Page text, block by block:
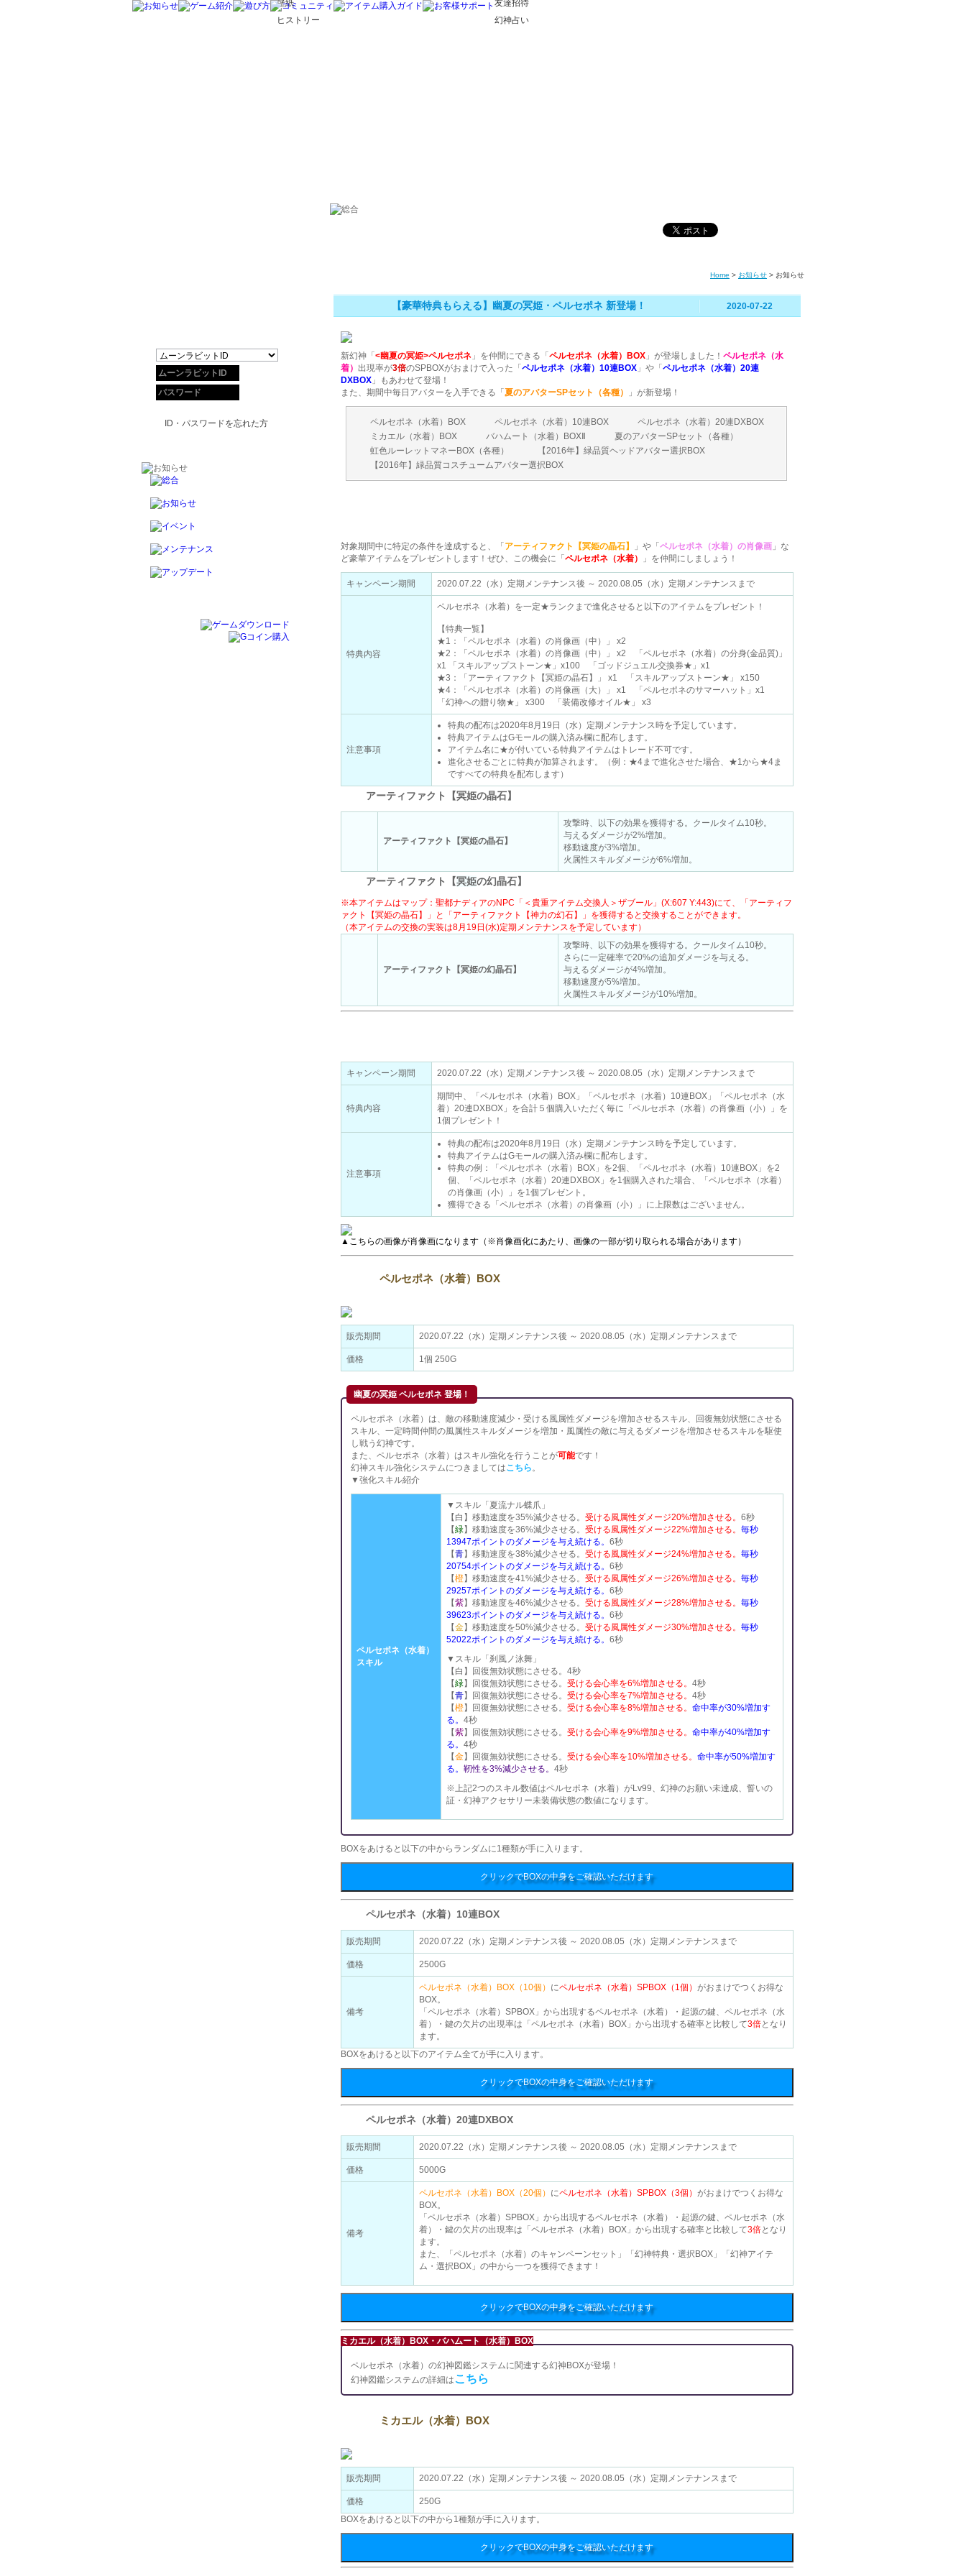
壁紙
ヒストリー
友達招待
幻神占い
Home > お知らせ > お知らせ
【豪華特典もらえる】幽夏の冥姫・ペルセポネ 新登場！ 2020-07-22
新幻神「 <幽夏の冥姫>ペルセポネ」を仲間にできる「 ペルセポネ（水着）BOX」が登場しました！ ペルセポネ（水
着） 出現率が3倍のSPBOXがおまけで入った「 ペルセポネ（水着）10連BOX」や「 ペルセポネ（水着）20連
DXBOX」もあわせて登場！
また、期間中毎日アバターを入手できる「 夏のアバターSPセット（各種） 」が新登場！
ペルセポネ（水着）BOX ペルセポネ（水着）10連BOX
ペルセポネ（水着）20連DXBOX
ミカエル（水着）BOX
バハムート（水着）BOXⅡ
夏のアバターSPセット（各種）
虹色ルーレットマネーBOX（各種）
【2016年】緑品質ヘッドアバター選択BOX
【2016年】緑品質コスチュームアバター選択BOX
対象期間中に特定の条件を達成すると、「 アーティファクト【冥姫の晶石】 」や「 ペルセポネ（水着）の肖像画」な
ど豪華アイテムをプレゼントします！ぜひ、この機会に「 ペルセポネ（水着） 」を仲間にしましょう！
キャンペーン期間 2020.07.22（水）定期メンテナンス後 ～ 2020.08.05（水）定期メンテナンスまで
特典内容
ペルセポネ（水着）を一定★ランクまで進化させると以下のアイテムをプレゼント！
【特典一覧】
★1：「ペルセポネ（水着）の肖像画（中）」 x2
★2：「ペルセポネ（水着）の肖像画（中）」 x2 「ペルセポネ（水着）の分身(金品質)」
x1 「スキルアップストーン★」x100 「ゴッドジュエル交換券★」x1
★3：「アーティファクト【冥姫の晶石】」 x1 「スキルアップストーン★」 x150
★4：「ペルセポネ（水着）の肖像画（大）」 x1 「ペルセポネのサマーハット」x1
「幻神への贈り物★」 x300 「装備改修オイル★」 x3
注意事項
特典の配布は2020年8月19日（水）定期メンテナンス時を予定しています。
特典アイテムはGモールの購入済み欄に配布します。
アイテム名に★が付いている特典アイテムはトレード不可です。
進化させるごとに特典が加算されます。（例：★4まで進化させた場合、★1から★4ま
ですべての特典を配布します）
アーティファクト【冥姫の晶石】
アーティファクト【冥姫の晶石】
攻撃時、以下の効果を獲得する。クールタイム10秒。
与えるダメージが2%増加。
移動速度が3%増加。
火属性スキルダメージが6%増加。
アーティファクト【冥姫の幻晶石】
※本アイテムはマップ：聖都ナディアのNPC「＜貴重アイテム交換人＞ザブール」(X:607 Y:443)にて、「アーティフ
ァクト【冥姫の晶石】」と「アーティファクト【神力の幻石】」を獲得すると交換することができます。
（本アイテムの交換の実装は8月19日(水)定期メンテナンスを予定しています）
アーティファクト【冥姫の幻晶石】
攻撃時、以下の効果を獲得する。クールタイム10秒。
さらに一定確率で20%の追加ダメージを与える。
与えるダメージが4%増加。
移動速度が5%増加。
火属性スキルダメージが10%増加。
キャンペーン期間 2020.07.22（水）定期メンテナンス後 ～ 2020.08.05（水）定期メンテナンスまで
特典内容
期間中、「ペルセポネ（水着）BOX」「ペルセポネ（水着）10連BOX」「ペルセポネ（水
着）20連DXBOX」を合計５個購入いただく毎に「ペルセポネ（水着）の肖像画（小）」を
1個プレゼント！
注意事項
特典の配布は2020年8月19日（水）定期メンテナンス時を予定しています。
特典アイテムはGモールの購入済み欄に配布します。
特典の例：「ペルセポネ（水着）BOX」を2個、「ペルセポネ（水着）10連BOX」を2
個、「ペルセポネ（水着）20連DXBOX」を1個購入された場合、「ペルセポネ（水着）
の肖像画（小）」を1個プレゼント。
獲得できる「ペルセポネ（水着）の肖像画（小）」に上限数はございません。
▲こちらの画像が肖像画になります（※肖像画化にあたり、画像の一部が切り取られる場合があります）
ペルセポネ（水着）BOX
販売期間 2020.07.22（水）定期メンテナンス後 ～ 2020.08.05（水）定期メンテナンスまで
価格 1個 250G
幽夏の冥姫 ペルセポネ 登場！
ペルセポネ（水着）は、敵の移動速度減少・受ける風属性ダメージを増加させるスキル、回復無効状態にさせる
スキル、一定時間仲間の風属性スキルダメージを増加・風属性の敵に与えるダメージを増加させるスキルを駆使
し戦う幻神です。
また、ペルセポネ（水着）はスキル強化を行うことが可能です！
幻神スキル強化システムにつきましてはこちら。
▼強化スキル紹介
ペルセポネ（水着）
スキル
▼スキル「夏流ナル蝶爪」
【白】移動速度を35%減少させる。 受ける風属性ダメージ20%増加させる。 6秒
【緑】移動速度を36%減少させる。 受ける風属性ダメージ22%増加させる。 毎秒
13947ポイントのダメージを与え続ける。 6秒
【青】移動速度を38%減少させる。 受ける風属性ダメージ24%増加させる。 毎秒
20754ポイントのダメージを与え続ける。 6秒
【橙】移動速度を41%減少させる。 受ける風属性ダメージ26%増加させる。 毎秒
29257ポイントのダメージを与え続ける。 6秒
【紫】移動速度を46%減少させる。 受ける風属性ダメージ28%増加させる。 毎秒
39623ポイントのダメージを与え続ける。 6秒
【金】移動速度を50%減少させる。 受ける風属性ダメージ30%増加させる。 毎秒
52022ポイントのダメージを与え続ける。 6秒
▼スキル「刹風ノ泳舞」
【白】回復無効状態にさせる。4秒
【緑】回復無効状態にさせる。 受ける会心率を6%増加させる。 4秒
【青】回復無効状態にさせる。 受ける会心率を7%増加させる。 4秒
【橙】回復無効状態にさせる。 受ける会心率を8%増加させる。 命中率が30%増加す
る。 4秒
【紫】回復無効状態にさせる。 受ける会心率を9%増加させる。 命中率が40%増加す
る。 4秒
【金】回復無効状態にさせる。 受ける会心率を10%増加させる。 命中率が50%増加す
る。 靭性を3%減少させる。 4秒
※上記2つのスキル数値はペルセポネ（水着）がLv99、幻神のお願い未達成、誓いの
証・幻神アクセサリー未装備状態の数値になります。
BOXをあけると以下の中からランダムに1種類が手に入ります。
クリックでBOXの中身をご確認いただけます
ペルセポネ（水着）10連BOX
販売期間 2020.07.22（水）定期メンテナンス後 ～ 2020.08.05（水）定期メンテナンスまで
価格 2500G
備考
ペルセポネ（水着）BOX（10個） にペルセポネ（水着）SPBOX（1個） がおまけでつくお得な
BOX。
「ペルセポネ（水着）SPBOX」から出現するペルセポネ（水着）・起源の鍵、ペルセポネ（水
着）・鍵の欠片の出現率は「ペルセポネ（水着）BOX」から出現する確率と比較して3倍となり
ます。
BOXをあけると以下のアイテム全てが手に入ります。
クリックでBOXの中身をご確認いただけます
ペルセポネ（水着）20連DXBOX
販売期間 2020.07.22（水）定期メンテナンス後 ～ 2020.08.05（水）定期メンテナンスまで
価格 5000G
備考
ペルセポネ（水着）BOX（20個） にペルセポネ（水着）SPBOX（3個） がおまけでつくお得な
BOX。
「ペルセポネ（水着）SPBOX」から出現するペルセポネ（水着）・起源の鍵、ペルセポネ（水
着）・鍵の欠片の出現率は「ペルセポネ（水着）BOX」から出現する確率と比較して3倍となり
ます。
また、「ペルセポネ（水着）のキャンペーンセット」「幻神特典・選択BOX」「幻神アイテ
ム・選択BOX」の中から一つを獲得できます！
クリックでBOXの中身をご確認いただけます
ミカエル（水着）BOX・バハムート（水着）BOX
ペルセポネ（水着）の幻神図鑑システムに関連する幻神BOXが登場！
幻神図鑑システムの詳細は こちら
ミカエル（水着）BOX
販売期間 2020.07.22（水）定期メンテナンス後 ～ 2020.08.05（水）定期メンテナンスまで
価格
250G
BOXをあけると以下の中から1種類が手に入ります。
クリックでBOXの中身をご確認いただけます
ID・パスワードを忘れた方